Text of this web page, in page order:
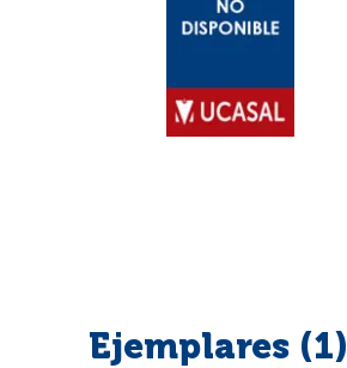
Ejemplares (1)